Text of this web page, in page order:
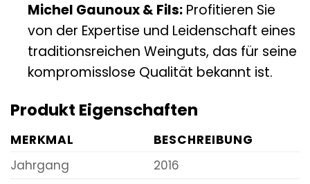
Michel Gaunoux & Fils:Profitieren Sie
von der Expertise und Leidenschaft eines
traditionsreichen Weinguts, das für seine
kompromisslose Qualität bekannt ist.
Produkt Eigenschaften
MERKMAL
BESCHREIBUNG
Jahrgang
2016